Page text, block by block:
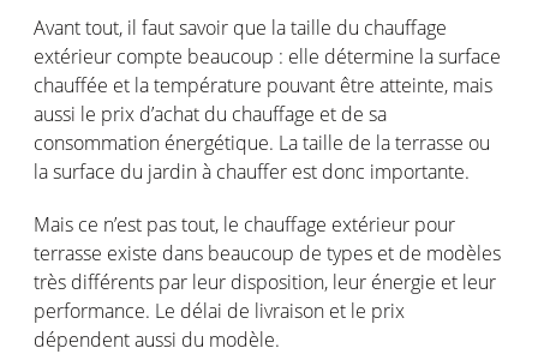
Avant tout, il faut savoir que la taille du chauffage
extérieur compte beaucoup : elle détermine la surface
chauffée et la température pouvant être atteinte, mais
aussi le prix d’achat du chauffage et de sa
consommation énergétique. La taille de la terrasse ou
la surface du jardin à chauffer est donc importante.
Mais ce n’est pas tout, le chauffage extérieur pour
terrasse existe dans beaucoup de types et de modèles
très différents par leur disposition, leur énergie et leur
performance. Le délai de livraison et le prix
dépendent aussi du modèle.